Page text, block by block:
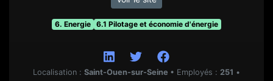
6. Energie 6.1 Pilotage et économie d'énergie
Localisation : Saint-Ouen-sur-Seine • Employés : 251 •